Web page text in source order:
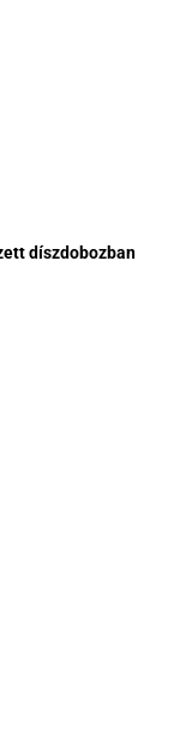
díszdobozban